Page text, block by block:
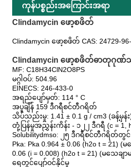
ကုန်ပစ္စည်းအကြောင်းအရာ
Clindamycin ဖော့စဖိတ်
Clindamycin ဖော့စဖိတ် CAS: 24729-
Clindamycin ဖော့စဖိတ်ဓာတုဂုဏ်သ
MF: C18H34ClN2O8PS
မဂ္ဂါဝပ်: 504.96
EINECS: 246-433-0
အရည်ပျော်မှတ်: 114 ° C
အပူချိန် 159 ဒီဂရီစင်တီဂရိတ်
သိပ်သည်းမှု: 1.41 ± 0.1 g / cm3 (ခန့်မှန်း
တုံ့ပြန်မှုအညွှန်းကိန်း - ၁၂၂ ဒီဂရီ (c = 1,
Solubilitydmso: ၂၅ ဒီဂရီစင်တီဂရိတ်တွင်
Pka: Pka 0.964 ± 0.06 (h2o t = 21) (
0.06 (i = 0.008) (h2o t = 21) (မသေချာ
ရေတွင်ပျော်ဝင်နိုင်မှု